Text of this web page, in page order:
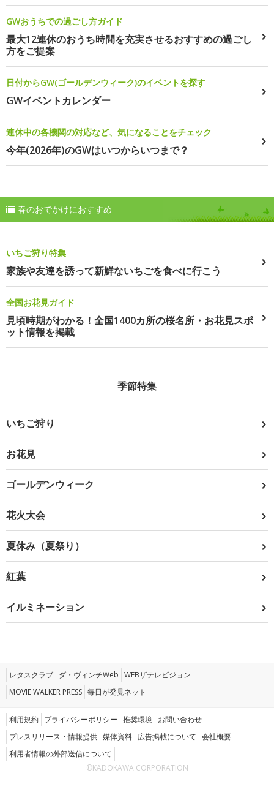
GWおうちでの過ごし方ガイド
最大12連休のおうち時間を充実させるおすすめの過ごし
方をご提案
日付からGW(ゴールデンウィーク)のイベントを探す
GWイベントカレンダー
連休中の各機関の対応など、気になることをチェック
今年(2026年)のGWはいつからいつまで？
春のおでかけにおすすめ
いちご狩り特集
家族や友達を誘って新鮮ないちごを食べに行こう
全国お花見ガイド
見頃時期がわかる！全国1400カ所の桜名所・お花見スポ
ット情報を掲載
季節特集
いちご狩り
お花見
ゴールデンウィーク
花火大会
夏休み（夏祭り）
紅葉
イルミネーション
レタスクラブ ダ・ヴィンチWeb WEBザテレビジョン
MOVIE WALKER PRESS 毎日が発見ネット
利用規約 プライバシーポリシー 推奨環境 お問い合わせ
プレスリリース・情報提供 媒体資料 広告掲載について 会社概要
利用者情報の外部送信について
©KADOKAWA CORPORATION